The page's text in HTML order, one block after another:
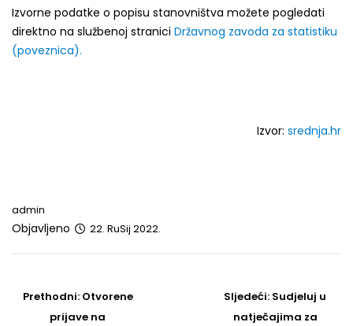
Izvorne podatke o popisu stanovništva možete pogledati
direktno na službenoj stranici Državnog zavoda za statistiku
(poveznica).
Izvor: srednja.hr
admin
Objavljeno 22. RuSij 2022.
navigation
Prethodni: Prethodni
post
Otvorene
prijave na
Sljedeći: Sljedeći
Post
Sudjeluj u
natječajima za